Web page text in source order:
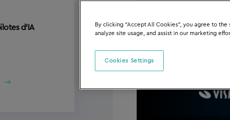
d’IA
By clicking “Accept All Cookies”, you agree to
analyze site usage, and assist in our marketing
Cookies Settings